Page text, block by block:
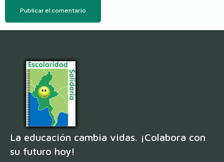
La educación cambia vidas. ¡Colabora con
su futuro hoy!